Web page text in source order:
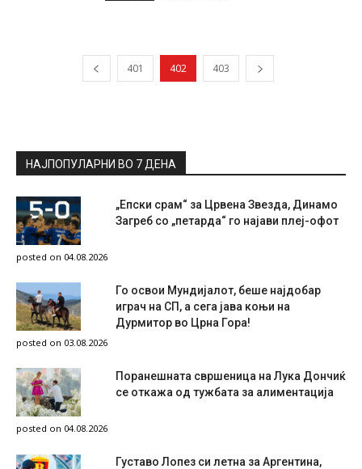
401 402 403
НАЈПОПУЛАРНИ ВО 7 ДЕНА
„Епски срам“ за Црвена Звезда, Динамо
Загреб со „петарда“ го најави плеј-офот
posted on 04.08.2026
Го освои Мундијалот, беше најдобар
играч на СП, а сега јава коњи на
Дурмитор во Црна Гора!
posted on 03.08.2026
Поранешната свршеница на Лука Дончиќ
се откажа од тужбата за алиментација
posted on 04.08.2026
Густаво Лопез си летна за Аргентина,